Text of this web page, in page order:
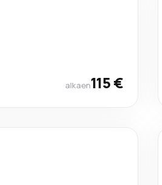
alkaen115 €